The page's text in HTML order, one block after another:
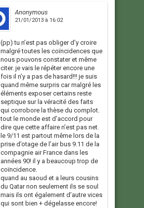
Anonymous
21/01/2013 à 16:02
(pp) tu n’est pas obliger d’y croire
malgré toutes les coïncidences que
nous pouvons constater et même
citer. je vais le répéter encore une
fois il n’y a pas de hasard!!! je suis
quand même surpris car malgré les
éléments exposer certains reste
septique sur la véracité des faits
qui corrobore la thèse du complot.
tout le monde est d’accord pour
dire que cette affaire n’est pas net.
le 9/11 est partout même lors de la
prise d’otage de l’air bus 9.11 de la
compagnie air France dans les
années 90! il y a beaucoup trop de
coïncidence.
quand au saoud et a leurs cousins
du Qatar non seulement ils se soul
mais ils ont également d’autre vices
qui sont bien + dégelasse encore!